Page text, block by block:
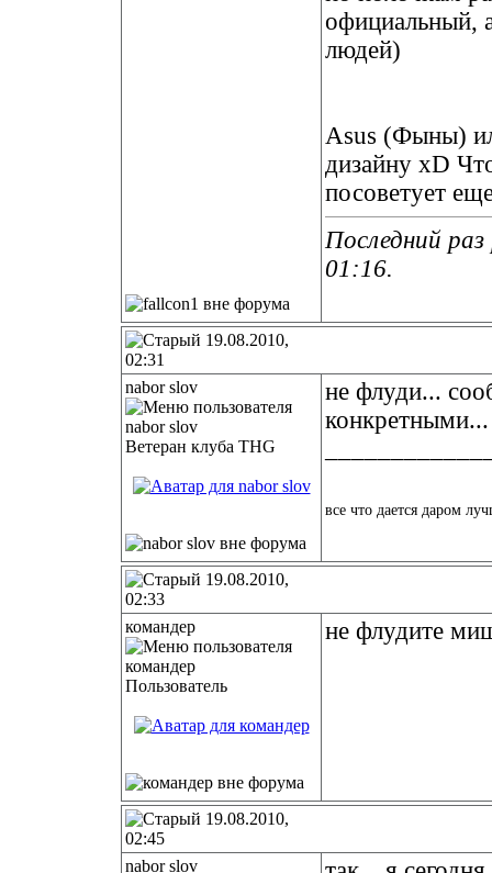
официальный,
людей)
Asus (Фыны)
дизайну xD
посоветует
Последний
01:16.
19.08.2010,
02:31
nabor slov
Ветеран клуба THG
не флуди...
все что дается даром
19.08.2010,
02:33
командер
Пользователь
не флудите
19.08.2010,
02:45
nabor slov